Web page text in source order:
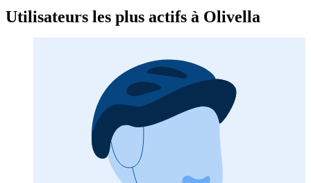
Utilisateurs les plus actifs à Olivella